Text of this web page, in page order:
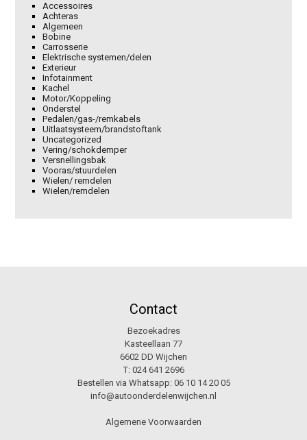
Accessoires
Achteras
Algemeen
Bobine
Carrosserie
Elektrische systemen/delen
Exterieur
Infotainment
Kachel
Motor/Koppeling
Onderstel
Pedalen/gas-/remkabels
Uitlaatsysteem/brandstoftank
Uncategorized
Vering/schokdemper
Versnellingsbak
Vooras/stuurdelen
Wielen/ remdelen
Wielen/remdelen
Contact
Bezoekadres
Kasteellaan 77
6602 DD Wijchen
T: 024 641 2696
Bestellen via Whatsapp: 06 10 14 20 05
info@autoonderdelenwijchen.nl
Algemene Voorwaarden